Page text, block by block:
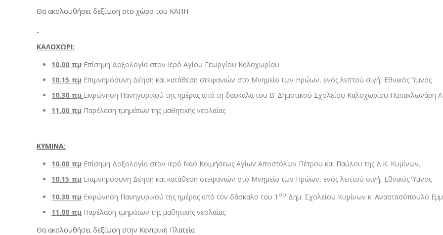
Θα ακολουθήσει δεξίωση στο χώρο του ΚΑΠΗ
ΚΑΛΟΧΩΡΙ:
10.00 πμ Επίσημη Δοξολογία στον Ιερό Αγίου Γεωργίου Καλοχωρίου
10.15 πμ Επιμνημόσυνη Δέηση και κατάθεση στεφανιών στο Μνημείο των Ηρώων, ενός λεπτού σιγή, Εθνικός Ύμνος
10.30 πμ Εκφώνηση Πανηγυρικού της ημέρας από τη δασκάλα του Β’ Δημοτικού Σχολείου Καλοχωρίου Παπακλωνάρη
11.00 πμ Παρέλαση τμημάτων της μαθητικής νεολαίας
ΚΥΜΙΝΑ:
10.00 πμ Επίσημη Δοξολογία στον Ιερό Ναό Κοιμήσεως Αγίων Αποστόλων Πέτρου και Παύλου της Δ.Κ. Κυμίνων.
10.15 πμ Επιμνημόσυνη Δέηση και κατάθεση στεφανιών στο Μνημείο των Ηρώων, ενός λεπτού σιγή, Εθνικός Ύμνος
10.30 πμ Εκφώνηση Πανηγυρικού της ημέρας από τον δάσκαλο του 1 ου Δημ. Σχολείου Κυμίνων κ. Αναστασόπουλο
11.00 πμ Παρέλαση τμημάτων της μαθητικής νεολαίας
Θα ακολουθήσει δεξίωση στην Κεντρική Πλατεία